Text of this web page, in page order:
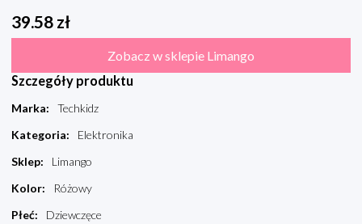
39.58 zł
Zobacz w sklepie Limango
Szczegóły produktu
Marka:
Techkidz
Kategoria:
Elektronika
Sklep:
Limango
Kolor:
Różowy
Płeć:
Dziewczęce